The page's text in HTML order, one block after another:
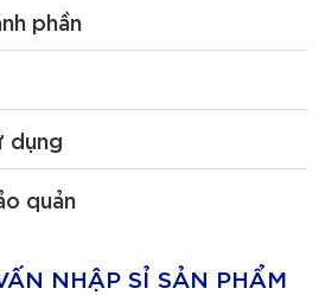
phần
dụng
quản
NHẬP SỈ SẢN PHẨM